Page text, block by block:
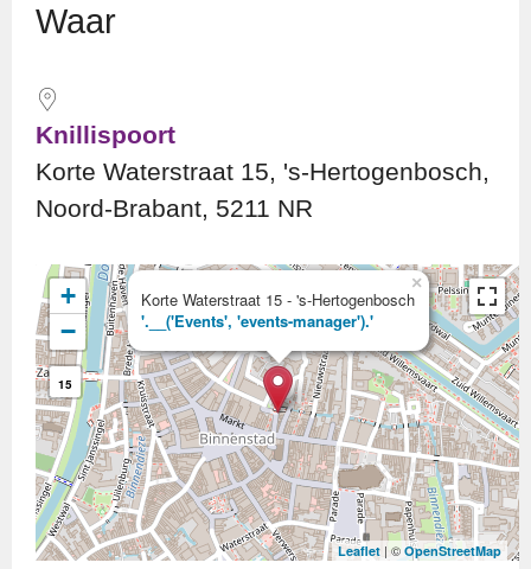
Waar
Knillispoort
Korte Waterstraat 15, 's-Hertogenbosch,
Noord-Brabant, 5211 NR
Korte Waterstraat 15 - 's-Hertogenbosch
'.__('Events', 'events-manager').'
×
+
−
15
Leaflet | © OpenStreetMap